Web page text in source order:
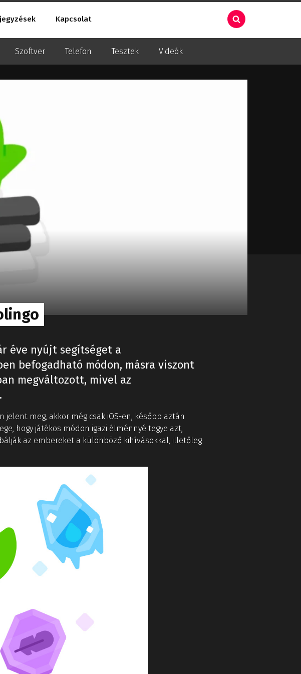
Kapcsolat
Szoftver Telefon Tesztek Videók
éve nyújt segítséget a
befogadható módon, másra viszont
megváltozott, mivel az
meg, akkor még csak iOS-en, később aztán
hogy játékos módon igazi élménnyé tegye azt,
az embereket a különböző kihívásokkal, illetőleg